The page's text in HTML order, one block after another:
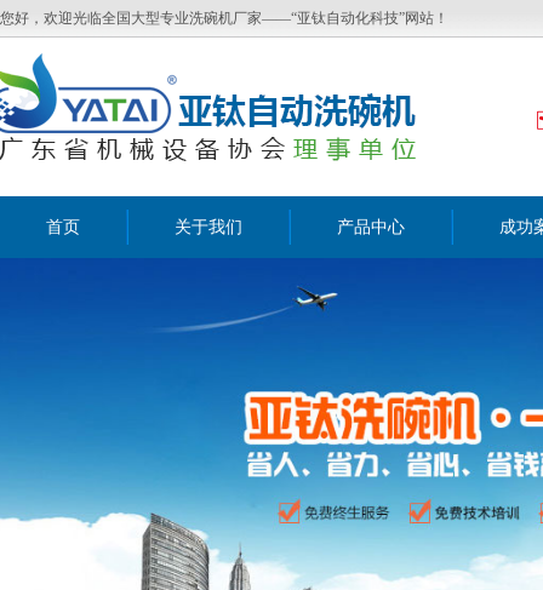
您好，欢迎光临全国大型专业洗碗机厂家——“亚钛自动化科技”网站！
首页 关于我们 产品中心 成功